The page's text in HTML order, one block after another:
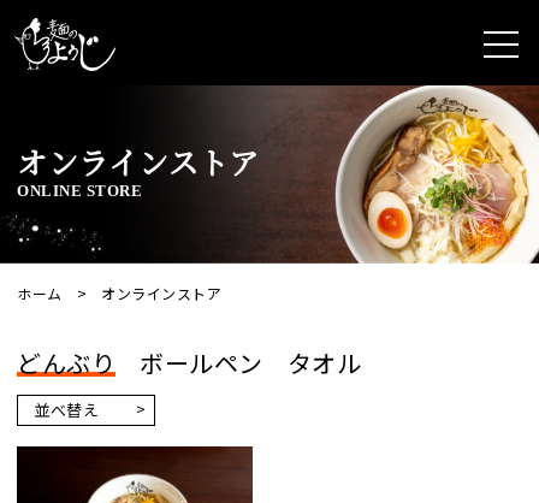
オンラインストア
ONLINE STORE
ホーム オンラインストア
どんぶり ボールペン タオル
並べ替え